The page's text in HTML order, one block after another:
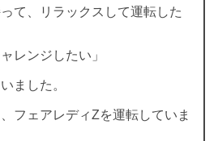
って、リラックスして運転した
レンジしたい」
ました。
フェアレディZを運転していま